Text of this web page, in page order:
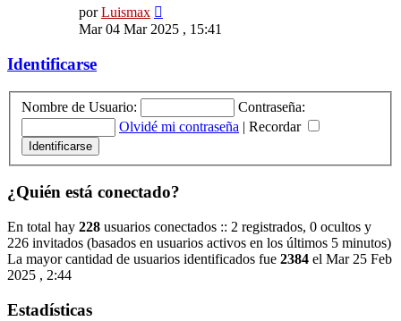
porLuismax
último
Mar 04 Mar 2025 , 15:41
Identificarse
Nombre de Usuario:
Contraseña:
Olvidé mi contraseña | Recordar
¿Quién está conectado?
En total hay 228 usuarios conectados :: 2 registrados, 0 ocultos y
226 invitados (basados en usuarios activos en los últimos 5 minutos)
La mayor cantidad de usuarios identificados fue 2384 el Mar 25 Feb
2025 , 2:44
Estadísticas